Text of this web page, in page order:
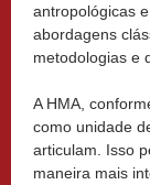
antropológicas
abordagens
metodologias e
A HMA,
como unidade
articulam. Isso
maneira mais